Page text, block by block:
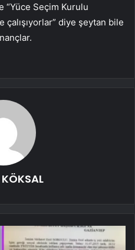
“Yüce Seçim Kurulu
çalışıyorlar” diye şeytan bile